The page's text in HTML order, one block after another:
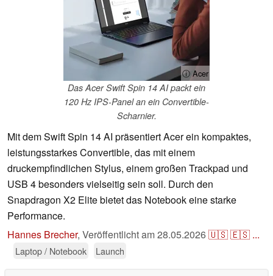
ⓘ Acer
Das Acer Swift Spin 14 AI packt ein
120 Hz IPS-Panel an ein Convertible-
Scharnier.
Mit dem Swift Spin 14 AI präsentiert Acer ein kompaktes,
leistungsstarkes Convertible, das mit einem
druckempfindlichen Stylus, einem großen Trackpad und
USB 4 besonders vielseitig sein soll. Durch den
Snapdragon X2 Elite bietet das Notebook eine starke
Performance.
Hannes Brecher, Veröffentlicht am28.05.2026🇺🇸🇪🇸 ...
Laptop / Notebook Launch